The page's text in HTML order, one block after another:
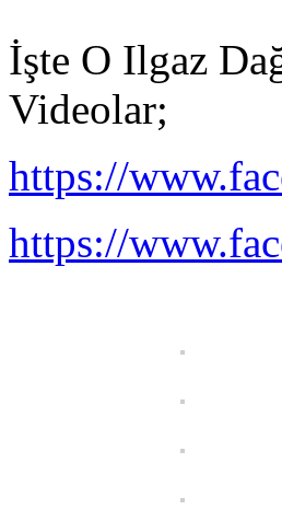
İşte O Ilgaz
Videolar;
https://
https://